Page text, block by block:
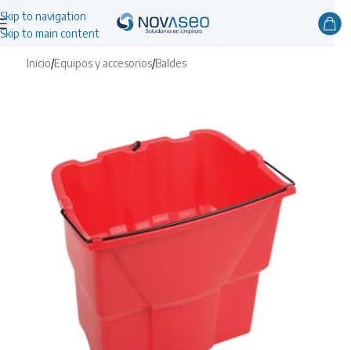
Skip to navigation
Skip to main content
Inicio/Equipos y accesorios/Baldes